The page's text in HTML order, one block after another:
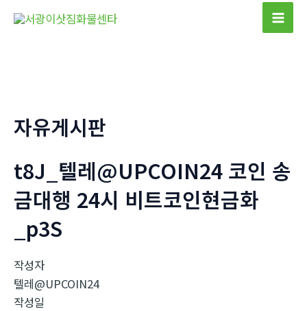
Main
자유게시판
t8J_텔레@UPCOIN24 코인 송
금대행 24시 비트코인현금화
_p3S
작성자
텔레@UPCOIN24
작성일